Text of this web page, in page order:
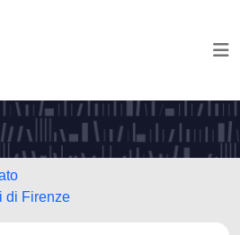
di Firenze